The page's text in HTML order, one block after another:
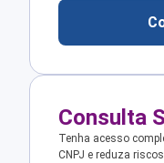
Consulta
Tenha acesso
CNPJ e reduza